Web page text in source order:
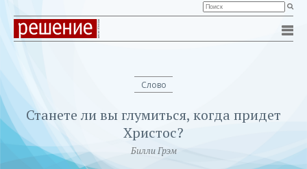
Слово
Станете ли вы глумиться, когда придет
Христос?
Билли Грэм